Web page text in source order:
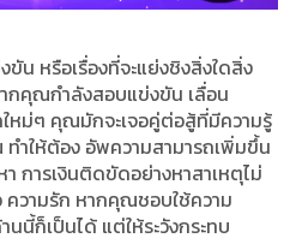
ขัน หรือเรื่องที่จะแย่งชิงสิ่งใดสิ่ง
กคุณกำลังสอบแข่งขัน เลื่อน
ใหม่ๆ คุณมักจะเจอคู่ต่อสู้ที่มีความรู้
ำให้ต้อง อัพความสามารถเพิ่มขึ้น
การเงินติดขัดอย่างหาสาเหตุไม่
ความรัก หากคุณชอบใช้ความ
นี้ก็เป็นได้ แต่ให้ระวังกระทบ